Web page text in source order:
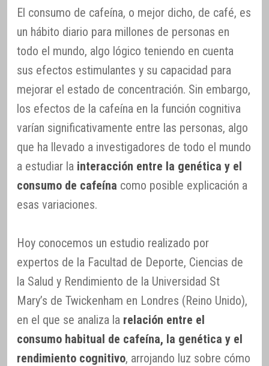
El consumo de cafeína, o mejor dicho, de café, es
un hábito diario para millones de personas en
todo el mundo, algo lógico teniendo en cuenta
sus efectos estimulantes y su capacidad para
mejorar el estado de concentración. Sin embargo,
los efectos de la cafeína en la función cognitiva
varían significativamente entre las personas, algo
que ha llevado a investigadores de todo el mundo
a estudiar la interacción entre la genética y el
consumo de cafeína como posible explicación a
esas variaciones.
Hoy conocemos un estudio realizado por
expertos de la Facultad de Deporte, Ciencias de
la Salud y Rendimiento de la Universidad St
Mary’s de Twickenham en Londres (Reino Unido),
en el que se analiza la relación entre el
consumo habitual de cafeína, la genética y el
rendimiento cognitivo, arrojando luz sobre cómo